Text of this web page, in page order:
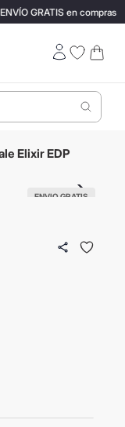
GRATIS en compras
Elixir EDP
ENVIO GRATIS